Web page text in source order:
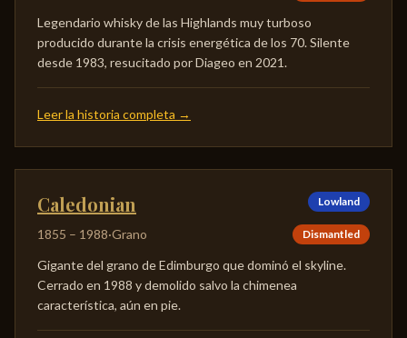
Legendario whisky de las Highlands muy turboso
producido durante la crisis energética de los 70. Silente
desde 1983, resucitado por Diageo en 2021.
Leer la historia completa →
Caledonian Lowland
1855 – 1988·Grano Dismantled
Gigante del grano de Edimburgo que dominó el skyline.
Cerrado en 1988 y demolido salvo la chimenea
característica, aún en pie.